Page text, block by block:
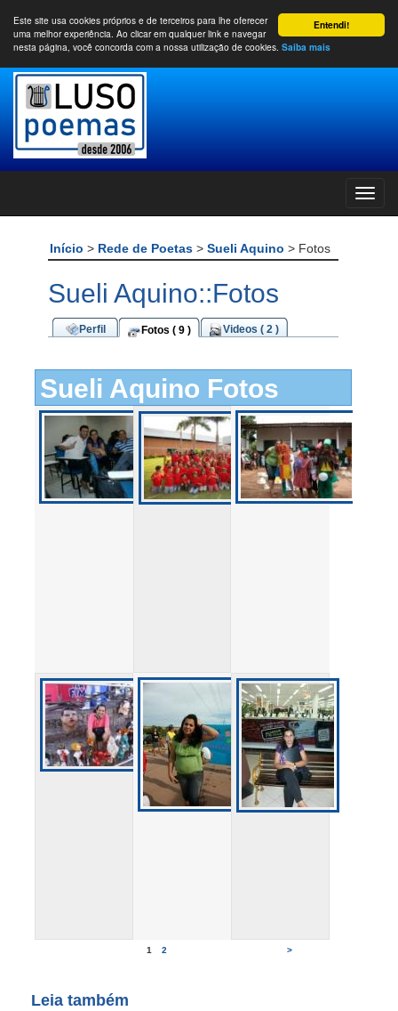
Entendi!
Este site usa cookies próprios e de terceiros para lhe oferecer
uma melhor experiência. Ao clicar em qualquer link e navegar
nesta página, você concorda com a nossa utilização de cookies. Saiba mais
Início > Rede de Poetas > Sueli Aquino > Fotos
Sueli Aquino::Fotos
Perfil Fotos ( 9 ) Videos ( 2 )
Sueli Aquino Fotos
1 2 >
Leia também